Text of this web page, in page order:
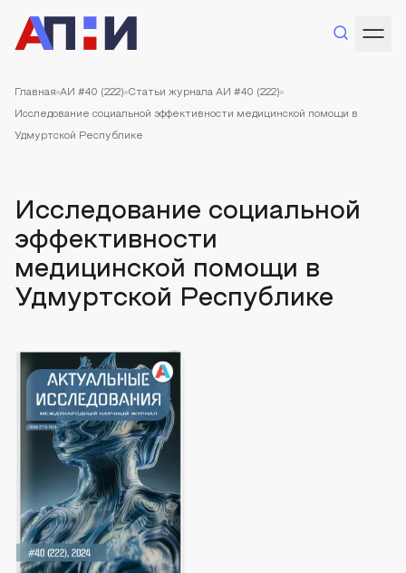
Главная АИ #40 (222) Статьи журнала АИ #40 (222)
Исследование социальной эффективности медицинской помощи в
Удмуртской Республике
Исследование социальной
эффективности
медицинской помощи в
Удмуртской Республике